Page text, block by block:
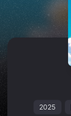
2025